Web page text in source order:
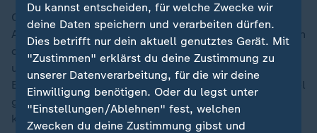
Ob die Feuer versehentlich entstanden oder mit
Absicht verursacht wurden, steht noch nicht fest. Einen
direkten Zusammenhang zwischen dem
und einzelnen Waldbränden nachzuweisen, ist laut
Experten schwierig. Fest steht: Durch den Klimawandel
gibt es mehr heiße Tage. Hitze allein löst zwar noch
keine Waldbrände aus.
Du kannst entscheiden, für welche Zwecke wir
deine Daten speichern und verarbeiten dürfen.
Dies betrifft nur dein aktuell genutztes Gerät. Mit
"Zustimmen" erklärst du deine Zustimmung zu
unserer Datenverarbeitung, für die wir deine
Einwilligung benötigen. Oder du legst unter
"Einstellungen/Ablehnen" fest, welchen
Zwecken du deine Zustimmung gibst und